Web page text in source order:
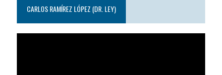
CARLOS RAMÍREZ LÓPEZ (DR. LEY)